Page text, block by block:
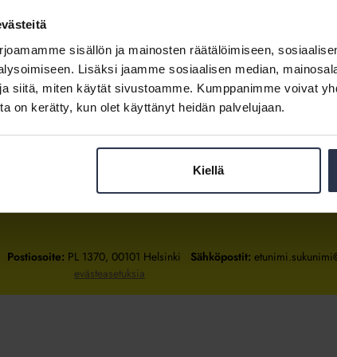
sisällön ja mainosten räätälöimiseen,
Lisäksi jaamme sosiaalisen median,
siitä, miten käytät sivustoamme. Kumppanimme voivat
on kerätty, kun olet käyttänyt heidän palvelujaan.
Kiellä
Kirjaudu sisään
Tietoa jäsenyydestä
Postiosoite: PL 1370, 00101 Helsinki Sähköpostit:
evästeasetuksia